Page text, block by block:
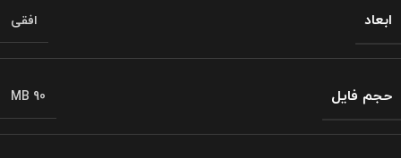
ابعاد افقی
حجم فایل MB 90